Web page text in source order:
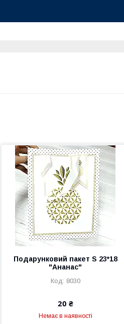
Подарунковий пакет S 23*18
"Ананас"
8030
20 ₴
Немає в наявності